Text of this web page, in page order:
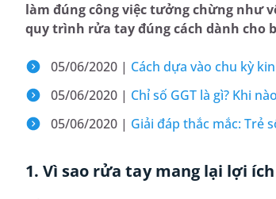
làm đúng công việc tưởng chừng như
quy trình rửa tay đúng cách dành cho
05/06/2020 | Cách dựa vào chu kỳ
05/06/2020 | Chỉ số GGT là gì? Khi
05/06/2020 | Giải đáp thắc mắc: Trẻ
1. Vì sao rửa tay mang lại lợi